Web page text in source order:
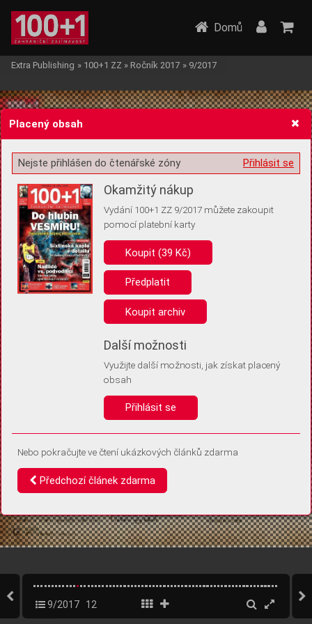
Žádost o souhlas s ukládáním volitelných informací
Pro základní fungování webu nepotřebujeme ukládat žádné informace
(tzv. cookies apod.). Rádi bychom vás ale požádali o souhlas s
uložením volitelných informací:
Anonymní unikátní ID
Díky němu příště poznáme, že se jedná o stejné zařízení, a
Identifikátor je zcela anonymní.
Vaše souhlasy a odmítnutí si ukládáme do vašeho zařízení, abychom se
vás už příště znovu neptali. Můžete je kdykoli později upravit ve Správě
Domů
Extra Publishing » 100+1 ZZ » Ročník 2017 » 9/2017
9/2017 12
Placený obsah
Přihlásit se
Nejste přihlášen do čtenářské zóny
Okamžitý nákup
Vydání 100+1 ZZ 9/2017 můžete zakoupit
pomocí platební karty
Koupit (39 Kč)
Předplatit
Koupit archiv
Další možnosti
Využijte další možnosti, jak získat placený
obsah
Přihlásit se
Nebo pokračujte ve čtení ukázkových článků zdarma
Předchozí článek zdarma